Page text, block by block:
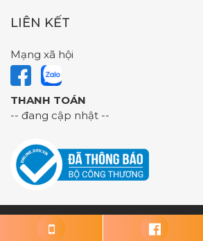
LIÊN KẾT
Mạng xã hội
THANH TOÁN
-- đang cập nhật --
Các Đài – Mỹ phẩm chính hãng